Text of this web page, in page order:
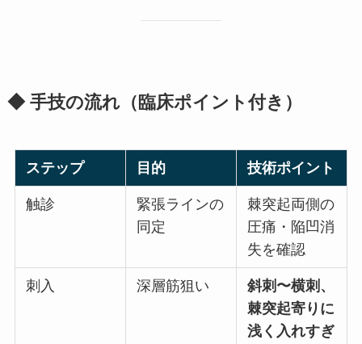
◆ 手技の流れ（臨床ポイント付き）
ステップ 目的 技術ポイント
触診
緊張ラインの
同定
棘突起両側の
圧痛・陥凹消
失を確認
刺入 深層筋狙い
斜刺〜横刺、
棘突起寄りに
浅く入れすぎ